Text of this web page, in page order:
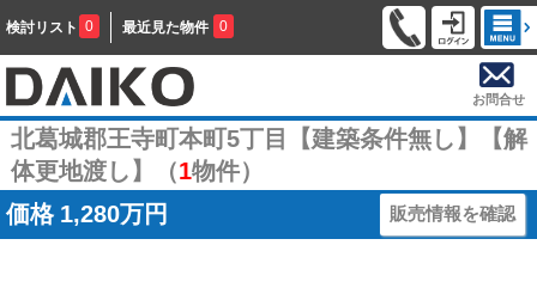
検討リスト 0 最近見た物件 0
お問合せ
北葛城郡王寺町本町5丁目【建築条件無し】【解
体更地渡し】（1物件）
価格 1,280万円 販売情報を確認